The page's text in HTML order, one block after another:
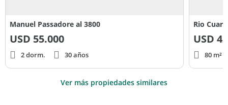
Manuel Passadore al 3800
USD 55.000
2 dorm. 30 años
Rio
USD
80 m²
Ver más propiedades similares